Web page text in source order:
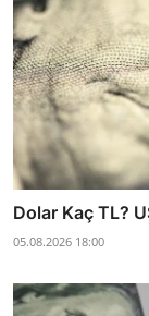
Dolar Kaç TL?
05.08.2026 18:00